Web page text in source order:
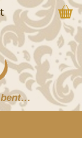
bent…